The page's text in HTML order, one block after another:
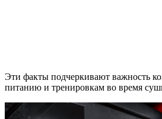
Эти факты подчеркивают важность
питанию и тренировкам во время